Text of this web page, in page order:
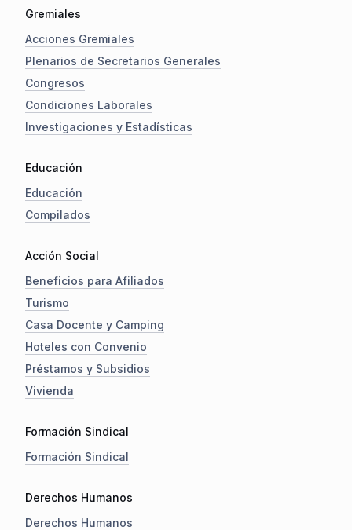
Gremiales
Acciones Gremiales
Plenarios de Secretarios Generales
Congresos
Condiciones Laborales
Investigaciones y Estadísticas
Educación
Educación
Compilados
Acción Social
Beneficios para Afiliados
Turismo
Casa Docente y Camping
Hoteles con Convenio
Préstamos y Subsidios
Vivienda
Formación Sindical
Formación Sindical
Derechos Humanos
Derechos Humanos